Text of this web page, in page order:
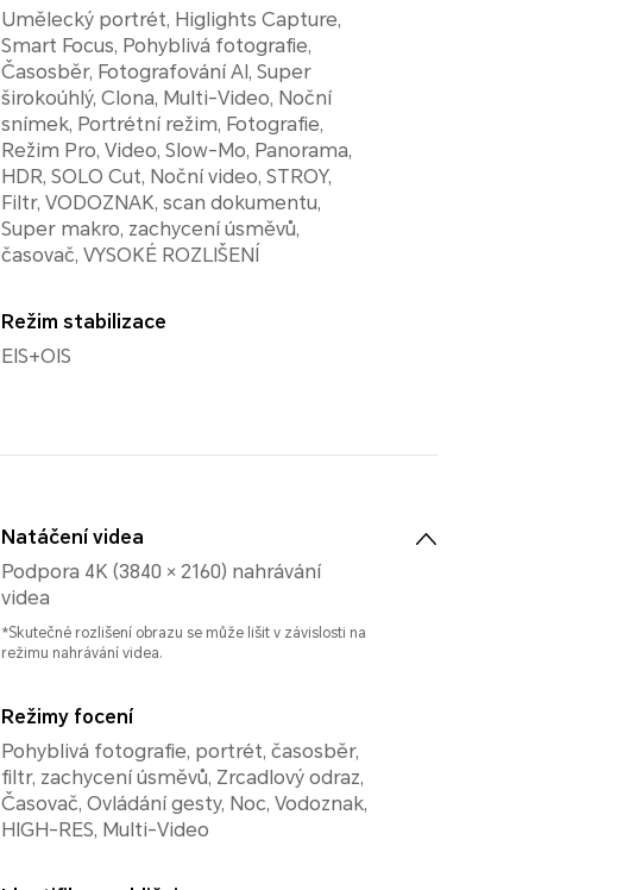
Umělecký portrét, Higlights Capture,
Smart Focus, Pohyblivá fotografie,
Časosběr, Fotografování AI, Super
širokoúhlý, Clona, ​​Multi-Video, Noční
snímek, Portrétní režim, Fotografie,
Režim Pro, Video, Slow-Mo, Panorama,
HDR, SOLO Cut, Noční video, STROY,
Filtr, VODOZNAK, scan dokumentu,
Super makro, zachycení úsměvů,
časovač, VYSOKÉ ROZLIŠENÍ
Režim stabilizace
EIS+OIS
Natáčení videa
Podpora 4K (3840 × 2160) nahrávání
videa
*Skutečné rozlišení obrazu se může lišit v závislosti na
režimu nahrávání videa.
Režimy focení
Pohyblivá fotografie, portrét, časosběr,
filtr, zachycení úsměvů, Zrcadlový odraz,
Časovač, Ovládání gesty, Noc, Vodoznak,
HIGH-RES, Multi-Video